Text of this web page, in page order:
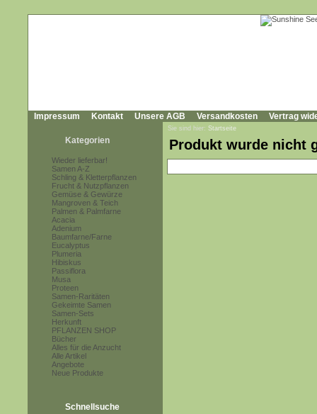
Impressum Kontakt Unsere AGB Versandkosten Vertrag
Kategorien
Wieder lieferbar!
Samen A-Z
Schling & Kletterpflanzen
Frucht & Nutzpflanzen
Gemüse & Gewürze
Mangroven & Teich
Palmen & Palmfarne
Acacia
Adenium
Baumfarne/Farne
Eucalyptus
Plumeria
Hibiskus
Passiflora
Musa
Proteen
Samen-Raritäten
Gekeimte Samen
Samen-Sets
Herkunft
PFLANZEN SHOP
Bücher
Alles für die Anzucht
Alle Artikel
Angebote
Neue Produkte
Schnellsuche
Sie sind hier: Startseite
Produkt wurde nicht